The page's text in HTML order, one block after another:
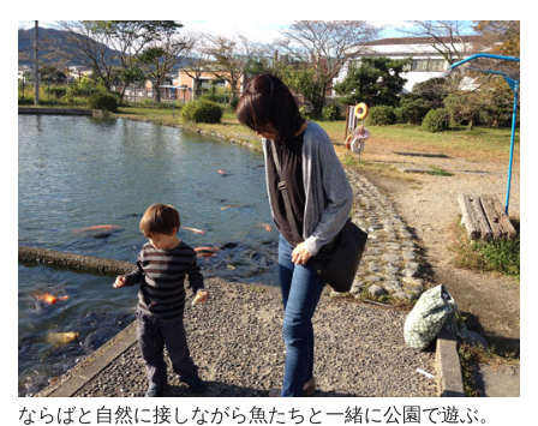
ならばと自然に接しながら魚たちと一緒に公園で遊ぶ。